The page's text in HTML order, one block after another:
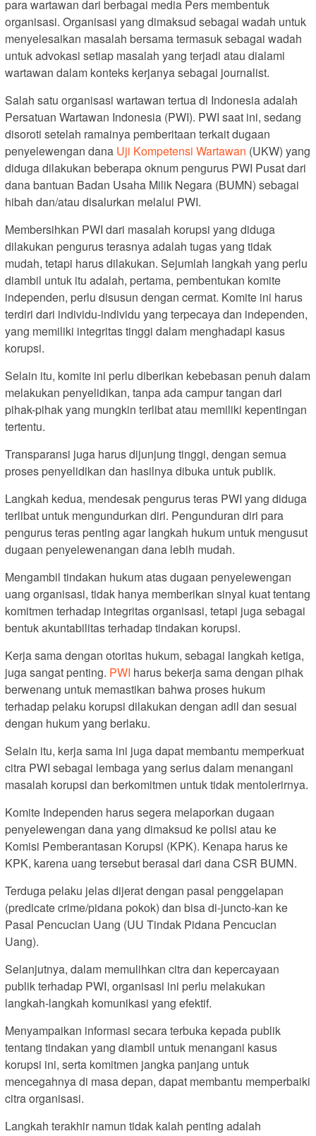
para wartawan dari berbagai media Pers membentuk
organisasi. Organisasi yang dimaksud sebagai wadah untuk
menyelesaikan masalah bersama termasuk sebagai wadah
untuk advokasi setiap masalah yang terjadi atau dialami
wartawan dalam konteks kerjanya sebagai journalist.
Salah satu organisasi wartawan tertua di Indonesia adalah
Persatuan Wartawan Indonesia (PWI). PWI saat ini, sedang
disoroti setelah ramainya pemberitaan terkait dugaan
penyelewengan dana Uji Kompetensi Wartawan (UKW) yang
diduga dilakukan beberapa oknum pengurus PWI Pusat dari
dana bantuan Badan Usaha Milik Negara (BUMN) sebagai
hibah dan/atau disalurkan melalui PWI.
Membersihkan PWI dari masalah korupsi yang diduga
dilakukan pengurus terasnya adalah tugas yang tidak
mudah, tetapi harus dilakukan. Sejumlah langkah yang perlu
diambil untuk itu adalah, pertama, pembentukan komite
independen, perlu disusun dengan cermat. Komite ini harus
terdiri dari individu-individu yang terpecaya dan independen,
yang memiliki integritas tinggi dalam menghadapi kasus
korupsi.
Selain itu, komite ini perlu diberikan kebebasan penuh dalam
melakukan penyelidikan, tanpa ada campur tangan dari
pihak-pihak yang mungkin terlibat atau memiliki kepentingan
tertentu.
Transparansi juga harus dijunjung tinggi, dengan semua
proses penyelidikan dan hasilnya dibuka untuk publik.
Langkah kedua, mendesak pengurus teras PWI yang diduga
terlibat untuk mengundurkan diri. Pengunduran diri para
pengurus teras penting agar langkah hukum untuk mengusut
dugaan penyelewenangan dana lebih mudah.
Mengambil tindakan hukum atas dugaan penyelewengan
uang organisasi, tidak hanya memberikan sinyal kuat tentang
komitmen terhadap integritas organisasi, tetapi juga sebagai
bentuk akuntabilitas terhadap tindakan korupsi.
Kerja sama dengan otoritas hukum, sebagai langkah ketiga,
juga sangat penting. PWI harus bekerja sama dengan pihak
berwenang untuk memastikan bahwa proses hukum
terhadap pelaku korupsi dilakukan dengan adil dan sesuai
dengan hukum yang berlaku.
Selain itu, kerja sama ini juga dapat membantu memperkuat
citra PWI sebagai lembaga yang serius dalam menangani
masalah korupsi dan berkomitmen untuk tidak mentolerirnya.
Komite Independen harus segera melaporkan dugaan
penyelewengan dana yang dimaksud ke polisi atau ke
Komisi Pemberantasan Korupsi (KPK). Kenapa harus ke
KPK, karena uang tersebut berasal dari dana CSR BUMN.
Terduga pelaku jelas dijerat dengan pasal penggelapan
(predicate crime/pidana pokok) dan bisa di-juncto-kan ke
Pasal Pencucian Uang (UU Tindak Pidana Pencucian
Uang).
Selanjutnya, dalam memulihkan citra dan kepercayaan
publik terhadap PWI, organisasi ini perlu melakukan
langkah-langkah komunikasi yang efektif.
Menyampaikan informasi secara terbuka kepada publik
tentang tindakan yang diambil untuk menangani kasus
korupsi ini, serta komitmen jangka panjang untuk
mencegahnya di masa depan, dapat membantu memperbaiki
citra organisasi.
Langkah terakhir namun tidak kalah penting adalah